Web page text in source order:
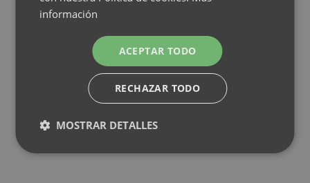
información
ACEPTAR TODO
RECHAZAR TODO
MOSTRAR DETALLES